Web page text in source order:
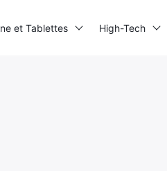
et Tablettes High-Tech